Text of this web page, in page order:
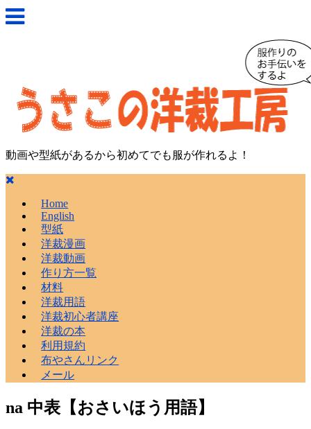
動画や型紙があるから初めてでも服が作れるよ！
Home
English
型紙
洋裁漫画
洋裁動画
作り方一覧
材料
洋裁用語
洋裁初心者講座
洋裁の本
利用規約
布やさんリンク
メール
na 中表【おさいほう用語】